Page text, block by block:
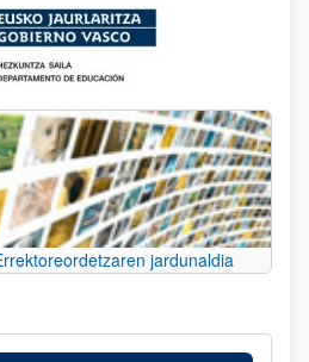
jardunaldia